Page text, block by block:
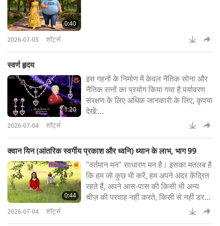
0:40
2026-07-05 शॉर्ट्स
स्वर्ण हृदय
1:20
इस गहनों के निर्माण में केवल नैतिक सोना और
नैतिक रत्नों का प्रयोग किया गया है पर्यावरण
संरक्षण के लिए अधिक जानकारी के लिए, कृपया
देखें:
TheCelestialShop.comEdenrules.c
2026-07-04 शॉर्ट्स
क्वान यिन (आंतरिक स्वर्गीय प्रकाश और ध्वनि) ध्यान के लाभ, भाग 99
0:44
"वर्तमान मन" साधारण मन है। इसका मतलब है
कि हम जो कुछ भी करें, हम अपने अंदर केंद्रित
रहते हैं, अपने आस-पास की किसी भी अन्य
चीज़ की परवाह नहीं करते, किसी से नहीं डरते,
और इस प्रकार हम सफल हो सकते हैं। इसका
2026-07-04 शॉर्ट्स